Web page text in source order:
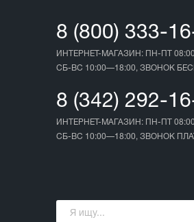
8 (800) 333-
ИНТЕРНЕТ-МАГАЗИН: ПН-ПТ
СБ-ВС 10:00—18:00, ЗВОНОК
8 (342) 292-
ИНТЕРНЕТ-МАГАЗИН: ПН-ПТ
СБ-ВС 10:00—18:00, ЗВОНОК